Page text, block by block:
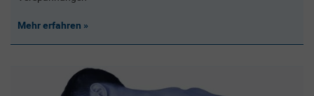
Mehr erfahren